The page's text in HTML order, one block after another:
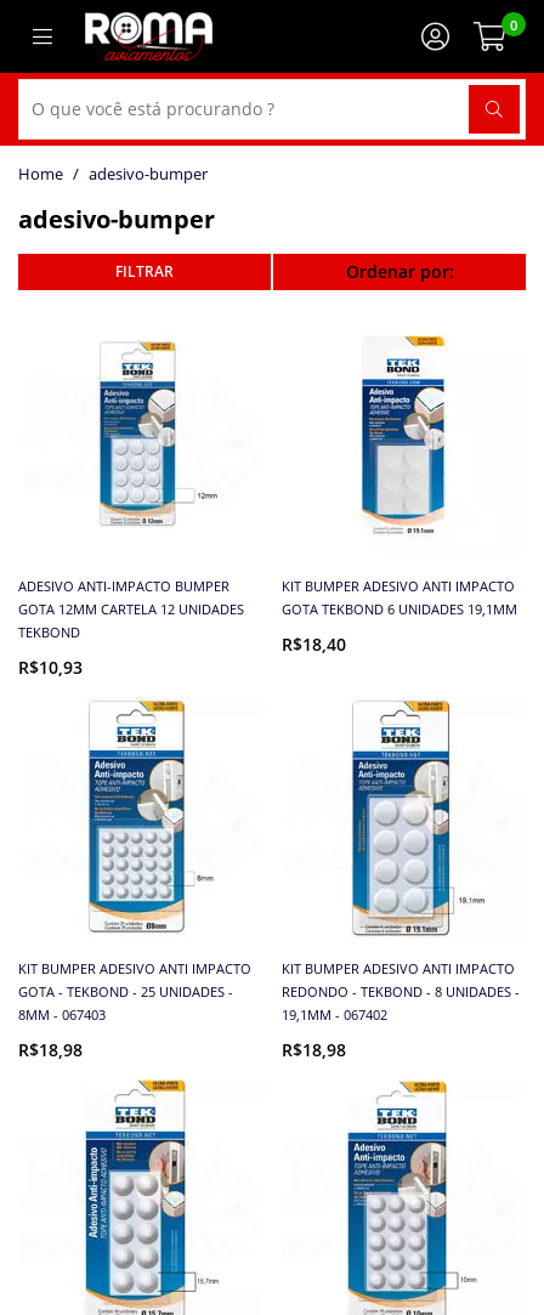
0
adesivo-bumper
adesivo-bumper
Ordenar por:
ADESIVO ANTI-IMPACTO BUMPER
GOTA 12MM CARTELA 12 UNIDADES
TEKBOND
R$10,93
KIT BUMPER ADESIVO ANTI IMPACTO
GOTA TEKBOND 6 UNIDADES 19,1MM
R$18,40
KIT BUMPER ADESIVO ANTI IMPACTO
GOTA - TEKBOND - 25 UNIDADES -
8MM - 067403
R$18,98
KIT BUMPER ADESIVO ANTI IMPACTO
REDONDO - TEKBOND - 8 UNIDADES -
19,1MM - 067402
R$18,98